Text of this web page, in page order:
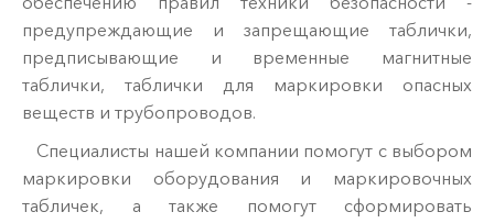
предупреждающие и запрещающие таблички,
предписывающие и временные магнитные
таблички, таблички для маркировки опасных
веществ и трубопроводов.
Специалисты нашей компании помогут с выбором
маркировки оборудования и маркировочных
табличек, а также помогут сформировать